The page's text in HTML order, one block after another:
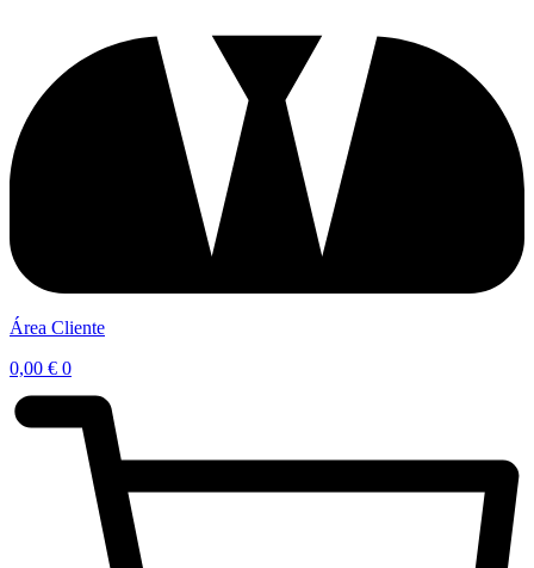
Área Cliente
0,00 € 0